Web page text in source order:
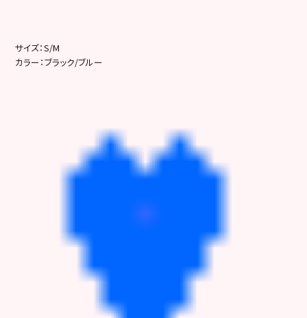
サイズ：S/M
カラー：ブラック/ブルー